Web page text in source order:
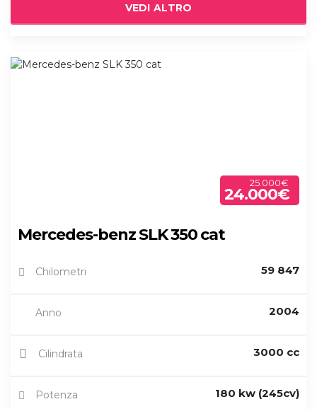
VEDI ALTRO
25.000€
24.000€
Mercedes-benz SLK 350 cat
Chilometri 59 847
Anno 2004
Cilindrata 3000 cc
Potenza 180 kw (245cv)